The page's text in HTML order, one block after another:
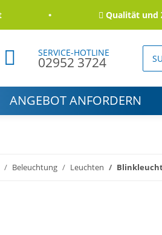
Qualität und
SERVICE-HOTLINE
02952 3724
ANGEBOT ANFORDERN
Beleuchtung Leuchten